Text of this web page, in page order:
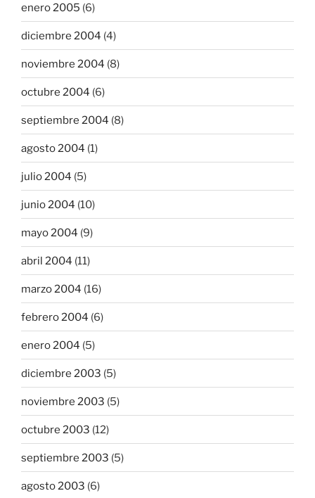
enero 2005 (6)
diciembre 2004 (4)
noviembre 2004 (8)
octubre 2004 (6)
septiembre 2004 (8)
agosto 2004 (1)
julio 2004 (5)
junio 2004 (10)
mayo 2004 (9)
abril 2004 (11)
marzo 2004 (16)
febrero 2004 (6)
enero 2004 (5)
diciembre 2003 (5)
noviembre 2003 (5)
octubre 2003 (12)
septiembre 2003 (5)
agosto 2003 (6)